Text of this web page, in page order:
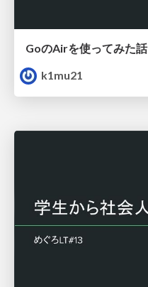
GoのAirを使ってみた話
k1mu21